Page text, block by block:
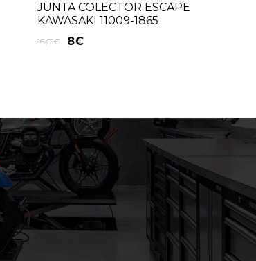
JUNTA COLECTOR ESCAPE
KAWASAKI 11009-1865
16,01€ 8€